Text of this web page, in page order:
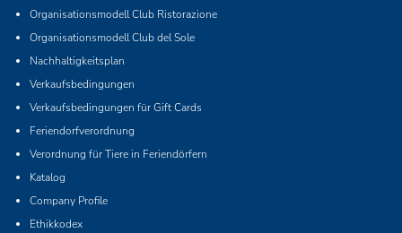
Organisationsmodell Club Ristorazione
Organisationsmodell Club del Sole
Nachhaltigkeitsplan
Verkaufsbedingungen
Verkaufsbedingungen für Gift Cards
Feriendorfverordnung
Verordnung für Tiere in Feriendörfern
Katalog
Company Profile
Ethikkodex